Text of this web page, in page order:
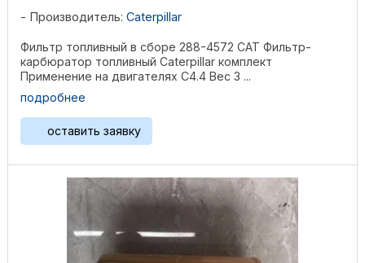
Производитель: Caterpillar
Фильтр топливный в сборе 288-4572 CAT Фильтр-
карбюратор топливный Caterpillar комплект
Применение на двигателях C4.4 Вес 3 ...
подробнее
оставить заявку